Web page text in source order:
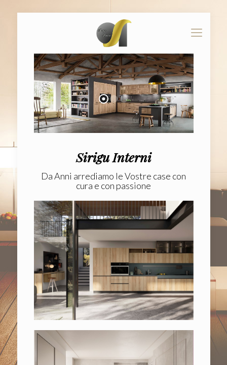
Sirigu Interni
Da Anni arrediamo le Vostre case con
cura e con passione
Nuovi arrivi
CUCINE MODERNE